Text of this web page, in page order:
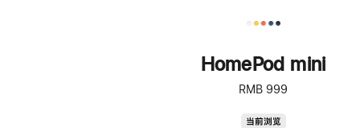
HomePod mini
RMB 999
当前浏览